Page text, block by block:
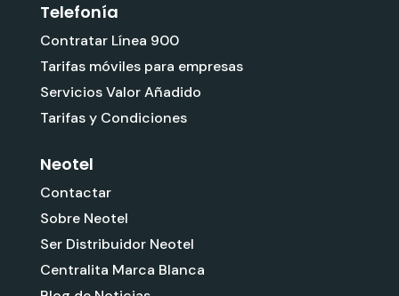
Telefonía
Contratar Línea 900
Tarifas móviles para empresas
Servicios Valor Añadido
Tarifas y Condiciones
Neotel
Contactar
Sobre Neotel
Ser Distribuidor Neotel
Centralita Marca Blanca